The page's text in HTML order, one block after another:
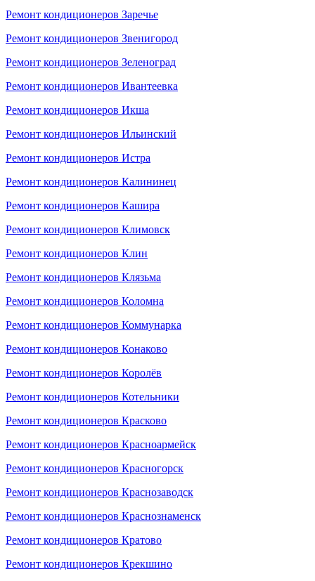
Ремонт кондиционеров Заречье
Ремонт кондиционеров Звенигород
Ремонт кондиционеров Зеленоград
Ремонт кондиционеров Ивантеевка
Ремонт кондиционеров Икша
Ремонт кондиционеров Ильинский
Ремонт кондиционеров Истра
Ремонт кондиционеров Калининец
Ремонт кондиционеров Кашира
Ремонт кондиционеров Климовск
Ремонт кондиционеров Клин
Ремонт кондиционеров Клязьма
Ремонт кондиционеров Коломна
Ремонт кондиционеров Коммунарка
Ремонт кондиционеров Конаково
Ремонт кондиционеров Королёв
Ремонт кондиционеров Котельники
Ремонт кондиционеров Красково
Ремонт кондиционеров Красноармейск
Ремонт кондиционеров Красногорск
Ремонт кондиционеров Краснозаводск
Ремонт кондиционеров Краснознаменск
Ремонт кондиционеров Кратово
Ремонт кондиционеров Крекшино